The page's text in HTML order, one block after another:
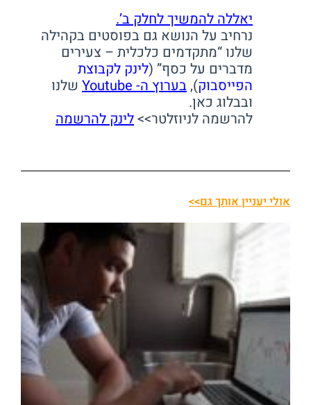
יאללה להמשיך לחלק ב’.
נרחיב על הנושא גם בפוסטים בקהילה
שלנו “מתקדמים כלכלית – צעירים
מדברים על כסף” (לינק לקבוצת
הפייסבוק),בערוץ ה- Youtube
שלנו
ובבלוג כאן.
להרשמה לניוזלטר>>לינק להרשמה
אולי יעניין אותך גם>>